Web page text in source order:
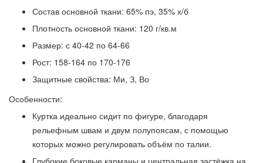
Состав основной ткани: 65% пэ, 35% х/б
Плотность основной ткани: 120 г/кв.м
Размер: с 40-42 по 64-66
Рост: 158-164 по 170-176
Защитные свойства: Ми, З, Во
Особенности:
Куртка идеально сидит по фигуре, благодаря
рельефным швам и двум полупоясам, с помощью
которых можно регулировать объём по талии.
Глубокие боковые карманы и центральная застёжка на